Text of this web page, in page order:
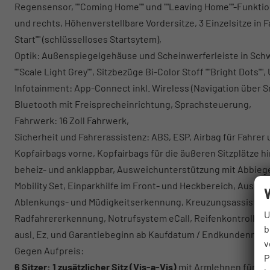
Regensensor, ""Coming Home"" und ""Leaving Home""-
und rechts, Höhenverstellbare Vordersitze, 3 Einzelsitze in
Start"" (schlüsselloses Startsytem),
Optik: Außenspiegelgehäuse und Scheinwerferleiste in
""Scale Light Grey"", Sitzbezüge Bi-Color Stoff ""Bright
Infotainment: App-Connect inkl. Wireless (Navigation über
Bluetooth mit Freisprecheinrichtung, Sprachsteuerung,
Fahrwerk: 16 Zoll Fahrwerk,
Sicherheit und Fahrerassistenz: ABS, ESP, Airbag für
Kopfairbags vorne, Kopfairbags für die äußeren Sitzplätze
beheiz- und anklappbar, Ausweichunterstützung mit
Mobility Set, Einparkhilfe im Front- und Heckbereich,
Ablenkungs- und Müdigkeitserkennung,
Radfahrererkennung, Notrufsystem eCall,
ausl. Ez. und Garantiebeginn ab Kaufdatum /
Gegen Aufpreis:
6 Sitzer: 1 zusätzlicher Sitz (Vis-a-Vis) mit Armlehnen für